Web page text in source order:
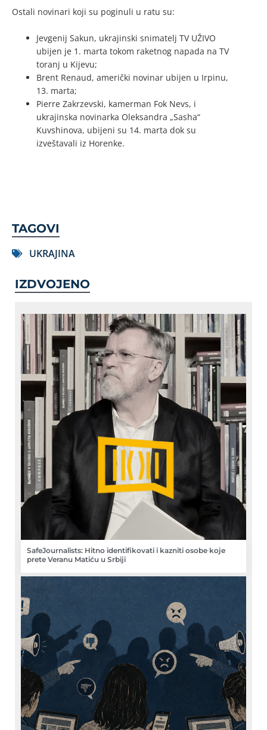
Ostali novinari koji su poginuli u ratu su:
Jevgenij Sakun, ukrajinski snimatelj TV UŽIVO
ubijen je 1. marta tokom raketnog napada na TV
toranj u Kijevu;
Brent Renaud, američki novinar ubijen u Irpinu,
13. marta;
Pierre Zakrzevski, kamerman Fok Nevs, i
ukrajinska novinarka Oleksandra „Sasha“
Kuvshinova, ubijeni su 14. marta dok su
izveštavali iz Horenke.
TAGOVI
UKRAJINA
IZDVOJENO
SafeJournalists: Hitno identifikovati i kazniti osobe koje
prete Veranu Matiću u Srbiji